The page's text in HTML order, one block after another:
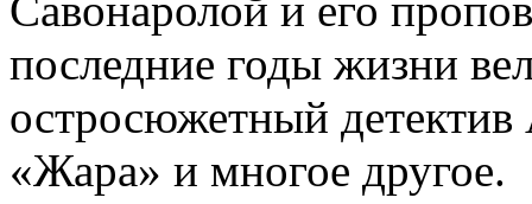
последние годы жизни
остросюжетный детектив
«Жара» и многое другое.